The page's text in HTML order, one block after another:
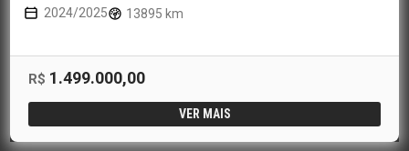
2024/2025 13895 km
R$ 1.499.000,00
VER MAIS